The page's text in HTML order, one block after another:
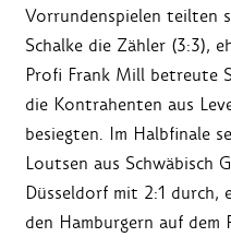
Vorrundenspielen teilten
Schalke die Zähler (3:3),
Profi Frank Mill betreute
die Kontrahenten aus
besiegten. Im Halbfinale
Loutsen aus Schwäbisch
Düsseldorf mit 2:1 durch,
den Hamburgern auf dem